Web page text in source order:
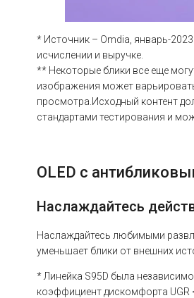
* Источник – Omdia, январь-
исчислении и выручке.
** Некоторые блики все еще
изображения может
просмотра.Исходный контент
стандартами тестирования и
OLED с
Наслаждайтесь
Наслаждайтесь любимыми
уменьшает блики от внешних
* Линейка S95D была
коэффициент дискомфорта UGR